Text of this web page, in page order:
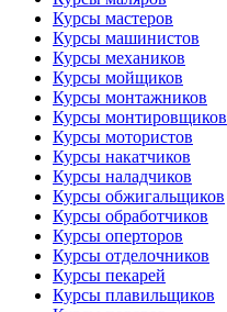
Курсы мастеров
Курсы машинистов
Курсы механиков
Курсы мойщиков
Курсы монтажников
Курсы монтировщиков
Курсы мотористов
Курсы накатчиков
Курсы наладчиков
Курсы обжигальщиков
Курсы обработчиков
Курсы оперторов
Курсы отделочников
Курсы пекарей
Курсы плавильщиков